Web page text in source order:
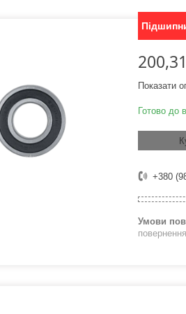
Показати
Готово до
+380